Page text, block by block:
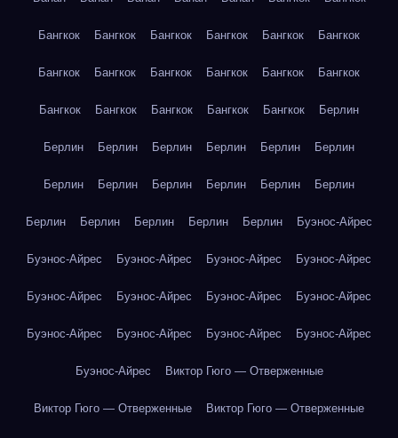
Бангкок Бангкок Бангкок Бангкок Бангкок Бангкок
Бангкок Бангкок Бангкок Бангкок Бангкок Бангкок
Бангкок Бангкок Бангкок Бангкок Бангкок Берлин
Берлин Берлин Берлин Берлин Берлин Берлин
Берлин Берлин Берлин Берлин Берлин Берлин
Берлин Берлин Берлин Берлин Берлин Буэнос-Айрес
Буэнос-Айрес Буэнос-Айрес Буэнос-Айрес Буэнос-Айрес
Буэнос-Айрес Буэнос-Айрес Буэнос-Айрес Буэнос-Айрес
Буэнос-Айрес Буэнос-Айрес Буэнос-Айрес Буэнос-Айрес
Буэнос-Айрес Виктор Гюго — Отверженные
Виктор Гюго — Отверженные Виктор Гюго — Отверженные